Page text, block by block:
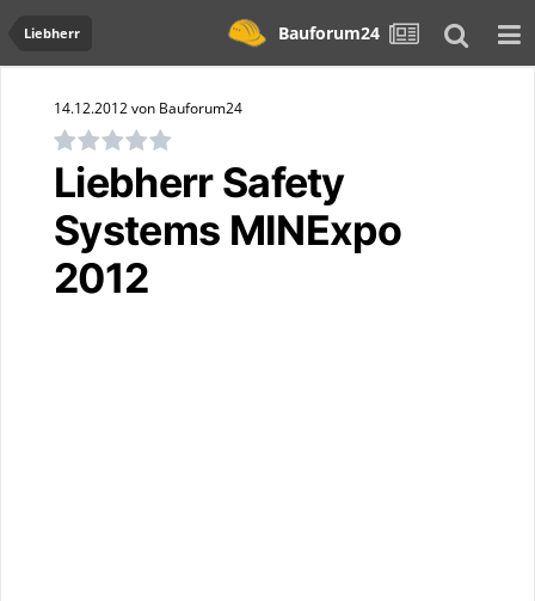
Liebherr Bauforum24
14.12.2012 von Bauforum24
Liebherr Safety
Systems MINExpo
2012